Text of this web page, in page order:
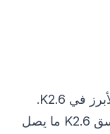
يُعد Agent Swarm التغيير المعماري الأبرز في K2.6.
يوضحه مدونة Moonshot ببساطة: ينسق K2.6 ما يصل